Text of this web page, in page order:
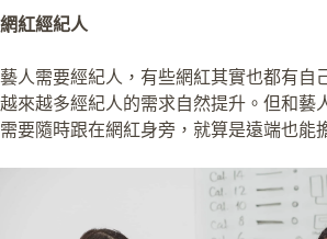
網紅經紀人
藝人需要經紀人，有些網紅其實也都有自
越來越多經紀人的需求自然提升。但和藝
需要隨時跟在網紅身旁，就算是遠端也能